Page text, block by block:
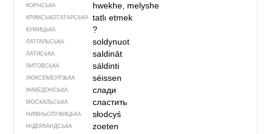
КОРНСЬКА hwekhe, melyshe
КРИМСЬКОТАТАРСЬКА tatlı etmek
КУМИЦЬКА ?
ЛАТГАЛЬСЬКА soldynuot
ЛАТИСЬКА saldināt
ЛИТОВСЬКА sáldinti
ЛЮКСЕМБУРЗЬКА séissen
МАКЕДОНСЬКА слади
МОСКАЛЬСЬКА сластить
НИЖНЬОЛУЖИЦЬКА słodcyś
НІДЕРЛАНДСЬКА
zoeten